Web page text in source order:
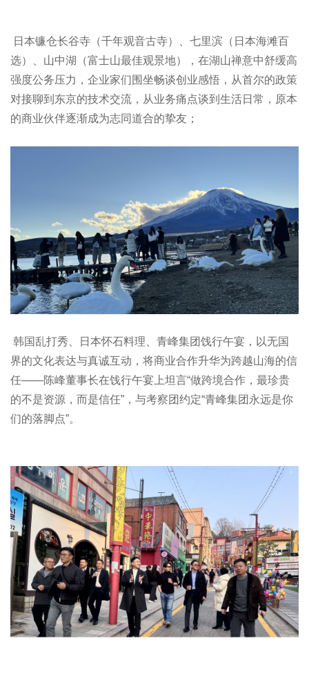
日本镰仓长谷寺（千年观音古寺）、七里滨（日本海滩百
选）、山中湖（富士山最佳观景地），在湖山禅意中舒缓高
强度公务压力，企业家们围坐畅谈创业感悟，从首尔的政策
对接聊到东京的技术交流，从业务痛点谈到生活日常，原本
的商业伙伴逐渐成为志同道合的挚友；
韩国乱打秀、日本怀石料理、青峰集团饯行午宴，以无国
界的文化表达与真诚互动，将商业合作升华为跨越山海的信
任——陈峰董事长在饯行午宴上坦言“做跨境合作，最珍贵
的不是资源，而是信任”，与考察团约定“青峰集团永远是你
们的落脚点”。